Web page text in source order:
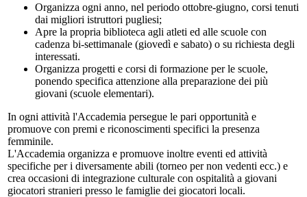
Organizza ogni anno, nel periodo ottobre-giugno, corsi tenuti
dai migliori istruttori pugliesi;
Apre la propria biblioteca agli atleti ed alle scuole con
cadenza bi-settimanale (giovedì e sabato) o su richiesta degli
interessati.
Organizza progetti e corsi di formazione per le scuole,
ponendo specifica attenzione alla preparazione dei più
giovani (scuole elementari).
In ogni attività l'Accademia persegue le pari opportunità e
promuove con premi e riconoscimenti specifici la presenza
femminile.
L'Accademia organizza e promuove inoltre eventi ed attività
specifiche per i diversamente abili (torneo per non vedenti ecc.) e
crea occasioni di integrazione culturale con ospitalità a giovani
giocatori stranieri presso le famiglie dei giocatori locali.